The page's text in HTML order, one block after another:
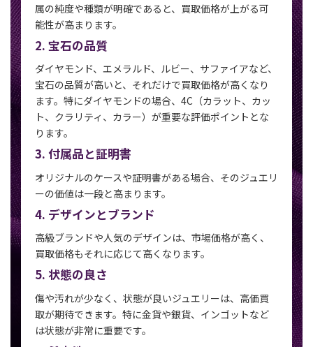
属の純度や種類が明確であると、買取価格が上がる可
能性が高まります。
2. 宝石の品質
ダイヤモンド、エメラルド、ルビー、サファイアなど、
宝石の品質が高いと、それだけで買取価格が高くなり
ます。特にダイヤモンドの場合、4C（カラット、カッ
ト、クラリティ、カラー）が重要な評価ポイントとな
ります。
3. 付属品と証明書
オリジナルのケースや証明書がある場合、そのジュエリ
ーの価値は一段と高まります。
4. デザインとブランド
高級ブランドや人気のデザインは、市場価格が高く、
買取価格もそれに応じて高くなります。
5. 状態の良さ
傷や汚れが少なく、状態が良いジュエリーは、高価買
取が期待できます。特に金貨や銀貨、インゴットなど
は状態が非常に重要です。